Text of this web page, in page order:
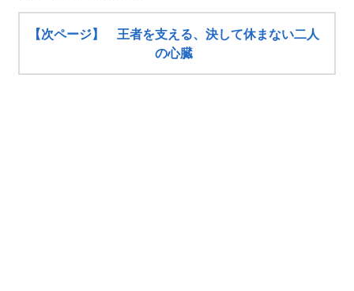
【次ページ】 王者を支える、決して休まない二人
の心臓